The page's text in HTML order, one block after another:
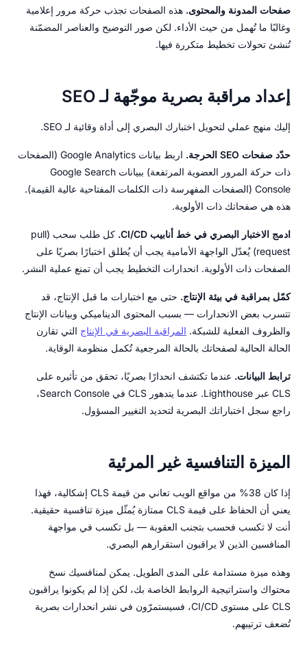
صفحات المدونة والمحتوى. هذه الصفحات تجذب حركة مرور إعلامية
وغالبًا ما تُهمل من حيث الأداء. لكن صور التوضيح والعناصر المضمّنة
تُنشئ تحولات تخطيط متكررة فيها.
إعداد مراقبة بصرية موجّهة لـ SEO
إليك منهج عملي لتحويل اختبارك البصري إلى أداة وقائية لـ SEO.
حدّد صفحات SEO الحرجة.
اربط بيانات Google Analytics (الصفحات
ذات حركة المرور العضوية المرتفعة) ببيانات Google Search
Console (الصفحات المفهرسة ذات الكلمات المفتاحية عالية القيمة).
هذه هي صفحاتك ذات الأولوية.
ادمج الاختبار البصري في خط أنابيب CI/CD.
كل طلب سحب (pull
request) يُعدّل الواجهة الأمامية يجب أن يُطلق اختبارًا بصريًا على
الصفحات ذات الأولوية. انحدارات التخطيط يجب أن تمنع عملية النشر.
كمّل بمراقبة في بيئة الإنتاج. حتى مع اختبارات ما قبل الإنتاج، قد
تتسرب بعض الانحدارات — بسبب المحتوى الديناميكي وبيانات الإنتاج
والظروف الفعلية للشبكة. المراقبة البصرية في الإنتاج التي تقارن
الحالة الحالية لصفحاتك بالحالة المرجعية تُكمل منظومة الوقاية.
ترابط البيانات. عندما تكتشف انحدارًا بصريًا، تحقق من تأثيره على
CLS عبر Lighthouse. عندما يتدهور CLS في Search Console،
راجع سجل اختباراتك البصرية لتحديد التغيير المسؤول.
الميزة التنافسية غير المرئية
إذا كان 38% من مواقع الويب تعاني من قيمة CLS إشكالية، فهذا
يعني أن الحفاظ على قيمة CLS ممتازة يُمثّل ميزة تنافسية حقيقية.
أنت لا تكسب فحسب بتجنب العقوبة — بل تكسب في مواجهة
المنافسين الذين لا يراقبون استقرارهم البصري.
وهذه ميزة مستدامة على المدى الطويل. يمكن لمنافسيك نسخ
محتواك واستراتيجية الروابط الخاصة بك، لكن إذا لم يكونوا يراقبون
CLS على مستوى CI/CD، فسيستمرّون في نشر انحدارات بصرية
تُضعف ترتيبهم.